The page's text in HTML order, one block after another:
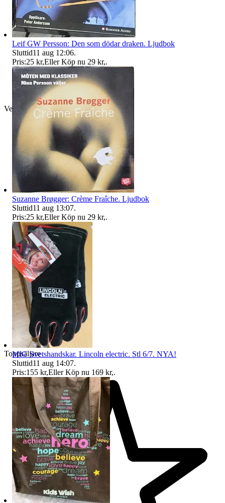
Verifierad
Toppsäljare
Leif GW Persson: Den som dödar draken. Ljudbok
Sluttid11 aug 12:06.
Pris:25 kr,Eller Köp nu 29 kr,.
Suzanne Brøgger: Crème Fraîche. Ljudbok
Sluttid11 aug 13:07.
Pris:25 kr,Eller Köp nu 29 kr,.
MIG Svetshandskar. Lincoln electric. Stl 6/7. NYA!
Sluttid11 aug 14:07.
Pris:155 kr,Eller Köp nu 169 kr,.